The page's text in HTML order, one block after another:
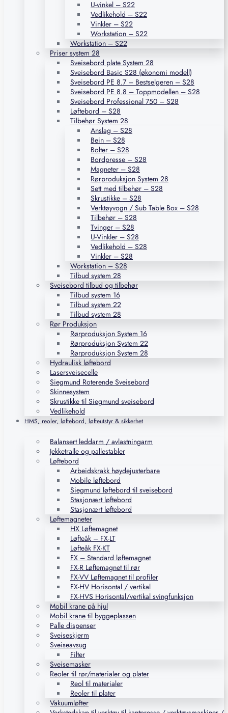
U-vinkel – S22
Vedlikehold – S22
Vinkler – S22
Workstation – S22
Workstation – S22
Priser system 28
Sveisebord plate System 28
Sveisebord Basic S28 (økonomi modell)
Sveisebord PE 8.7 – Bestselgeren – S28
Sveisebord PE 8.8 – Toppmodellen – S28
Sveisebord Professional 750 – S28
Løftebord – S28
Tilbehør System 28
Anslag – S28
Bein – S28
Bolter – S28
Bordpresse – S28
Magneter – S28
Rørproduksjon System 28
Sett med tilbehør – S28
Skrustikke – S28
Verktøyvogn / Sub Table Box – S28
Tilbehør – S28
Tvinger – S28
U-Vinkler – S28
Vedlikehold – S28
Vinkler – S28
Workstation – S28
Tilbud system 28
Sveisebord tilbud og tilbehør
Tilbud system 16
Tilbud system 22
Tilbud system 28
Rør Produksjon
Rørproduksjon System 16
Rørproduksjon System 22
Rørproduksjon System 28
Hydraulisk løftebord
Lasersveisecelle
Siegmund Roterende Sveisebord
Skinnesystem
Skrustikke til Siegmund sveisebord
Vedlikehold
HMS, reoler, løftebord, løfteutstyr & sikkerhet
Balansert leddarm / avlastningarm
Jekketralle og pallestabler
Løftebord
Arbeidskrakk høydejusterbare
Mobile løftebord
Siegmund løftebord til sveisebord
Stasjonært løftebord
Stasjonært løftebord
Løftemagneter
HX Løftemagnet
Løfteåk – FX-LT
Løfteåk FX-KT
FX – Standard løftemagnet
FX-R Løftemagnet til rør
FX-VV Løftemagnet til profiler
FX-HV Horisontal / vertikal
FX-HVS Horisontal/vertikal svingfunksjon
Mobil krane på hjul
Mobil krane til byggeplassen
Palle dispenser
Sveiseskjerm
Sveiseavsug
Filter
Sveisemasker
Reoler til rør/materialer og plater
Reol til materialer
Reoler til plater
Vakuumløfter